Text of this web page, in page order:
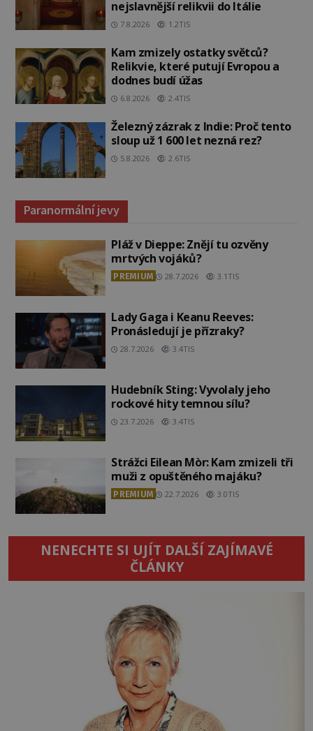
nejslavnější relikvii do Itálie
7.8.2026 1.2TIS
Kam zmizely ostatky světců?
Relikvie, které putují Evropou a
dodnes budí úžas
6.8.2026 2.4TIS
Železný zázrak z Indie: Proč tento
sloup už 1 600 let nezná rez?
5.8.2026 2.6TIS
Paranormální jevy
Pláž v Dieppe: Znějí tu ozvěny
mrtvých vojáků?
PREMIUM 28.7.2026 3.1TIS
Lady Gaga i Keanu Reeves:
Pronásledují je přízraky?
28.7.2026 3.4TIS
Hudebník Sting: Vyvolaly jeho
rockové hity temnou sílu?
23.7.2026 3.4TIS
Strážci Eilean Mòr: Kam zmizeli tři
muži z opuštěného majáku?
PREMIUM 22.7.2026 3.0TIS
NENECHTE SI UJÍT DALŠÍ ZAJÍMAVÉ
ČLÁNKY